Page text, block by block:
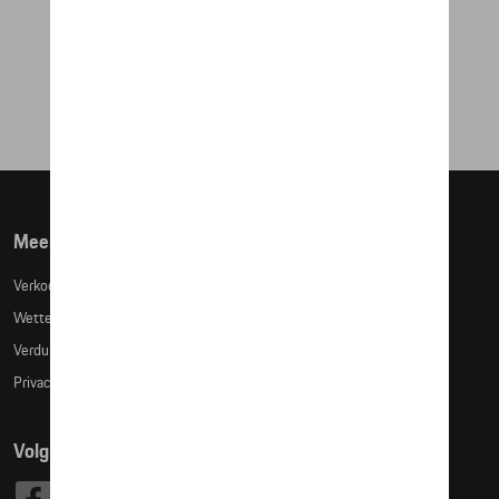
Meer info
Verkoopsvoorwaarden
Wettelijke bepalingen
Verduidelijking kledingmaten
Privacybeleid
Volg Ons